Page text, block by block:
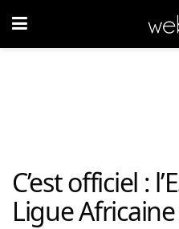
C’est officiel :
Ligue Africaine